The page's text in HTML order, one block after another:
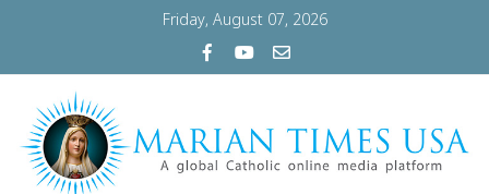
Friday, August 07, 2026